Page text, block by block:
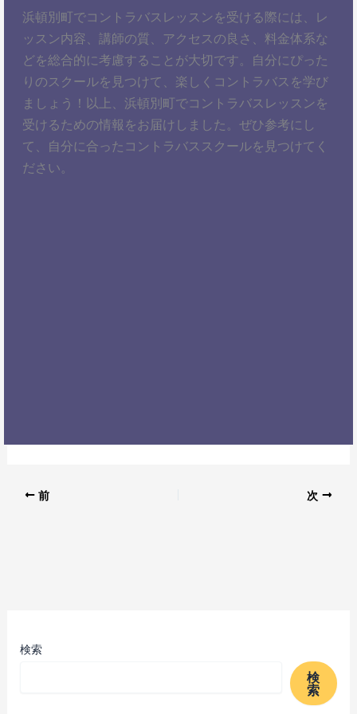
浜頓別町でコントラバスレッスンを受ける際には、レ
ッスン内容、講師の質、アクセスの良さ、料金体系な
どを総合的に考慮することが大切です。自分にぴった
りのスクールを見つけて、楽しくコントラバスを学び
ましょう！以上、浜頓別町でコントラバスレッスンを
受けるための情報をお届けしました。ぜひ参考にし
て、自分に合ったコントラバススクールを見つけてく
ださい。
前 次
検索
検
索